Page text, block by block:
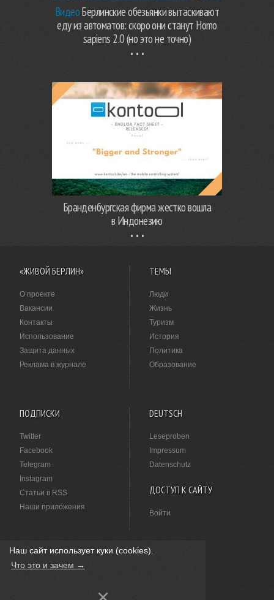
Наш сайт использует куки (cookies).
Что это и зачем →
ВидеоБерлинские обезьянки вытаскивают
еду из автоматов: скоро они станут Homo
sapiens 2.0 (но это не точно)
Бранденбургская фирма жестко вошла
в Индонезию
«ЖИВОЙ БЕРЛИН»
О проекте
Вакансии
Контакты
Использование
Защита данных
Реклама в журнале
ТЕМЫ
Люди
Жизнь
Туризм
История
Политика
Образование
ПОДПИСКИ
Twitter
Facebook
Telegram
Instagram
Статьи в RSS
Наши приложения
DEUTSCH
Leseproben
Impressum
Datenschutz
ДОСТУП К САЙТУ
Войти
НАШЛИ ОПЕЧАТКУ?